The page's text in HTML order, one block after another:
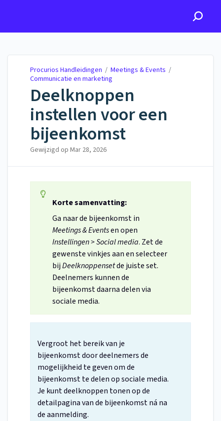
Procurios Handleidingen / Meetings & Events /
Communicatie en marketing
Deelknoppen
instellen voor een
bijeenkomst
Gewijzigd op Mar 28, 2026
Korte samenvatting:
Ga naar de bijeenkomst in
Meetings & Eventsen open
Instellingen > Social media. Zet de
gewenste vinkjes aan en selecteer
bijDeelknoppensetde juiste set.
Deelnemers kunnen de
bijeenkomst daarna delen via
sociale media.
Vergroot het bereik van je
bijeenkomst door deelnemers de
mogelijkheid te geven om de
bijeenkomst te delen op sociale media.
Je kunt deelknoppen tonen op de
detailpagina van de bijeenkomst ná na
de aanmelding.